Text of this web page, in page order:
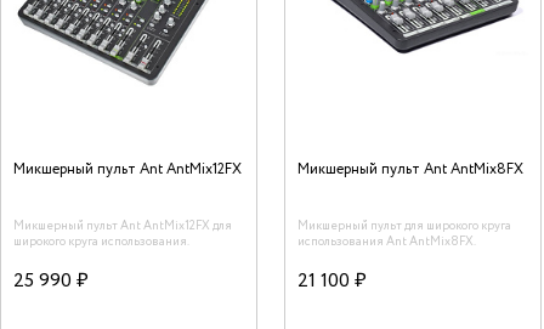
Микшерный пульт Ant AntMix12FX
Микшерный пульт Ant AntMix12FX для
широкого круга использования.
25 990 ₽
Микшерный пульт Ant AntMix8FX
Микшерный пульт для широкого круга
использования Ant AntMix8FX.
21 100 ₽